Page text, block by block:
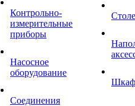
Контрольно-
измерительные
приборы
Насосное
оборудование
Соединения